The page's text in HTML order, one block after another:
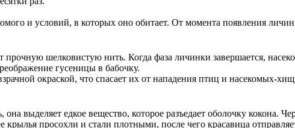
и условий, в которых оно обитает. От момента появления
шелковистую нить. Когда фаза личинки завершается,
гусеницы в бабочку.
окраской, что спасает их от нападения птиц и насекомых-
выделяет едкое вещество, которое разъедает оболочку кокона.
крылья просохли и стали плотными, после чего красавица